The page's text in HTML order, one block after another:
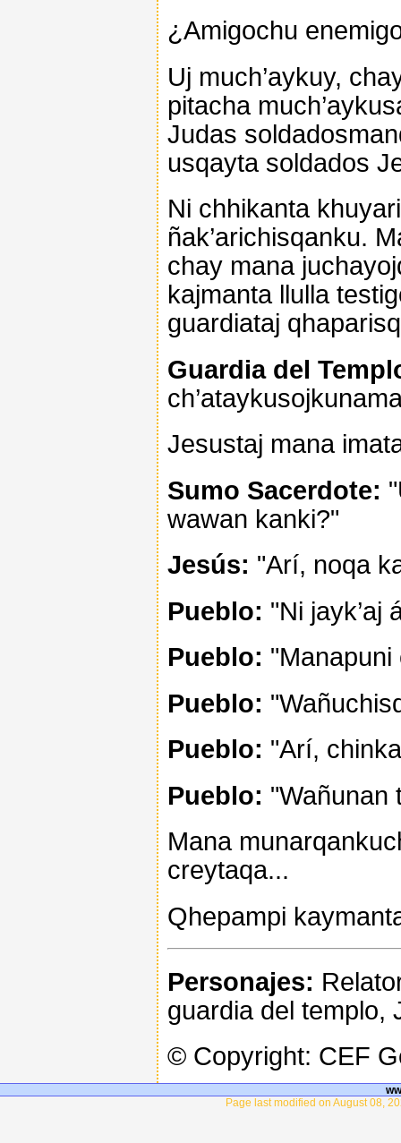
¿Amigochu
Uj much’aykuy,
pitacha
Judas
usqayta soldados
Ni chhikanta
ñak’arichisqanku.
chay mana
kajmanta llulla
guardiataj
Guardia del
Jesustaj mana
Sumo Sacerdote:
wawan kanki?"
Jesús: "Arí, noqa
Pueblo: "Ni jayk’aj
Pueblo:
Pueblo:
Pueblo: "Arí,
Pueblo: "Wañunan
Mana
creytaqa...
Qhepampi
Personajes:
guardia del templo,
© Copyright: CEF
Page last modified on August 08,